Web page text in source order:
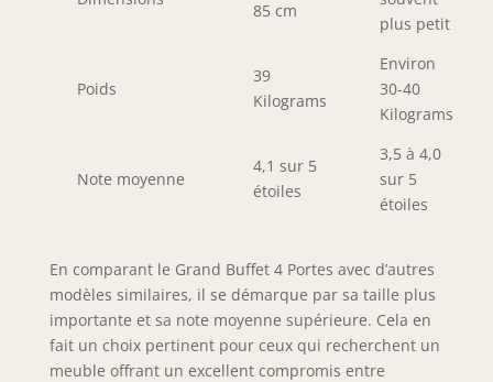
85 cm
plus petit
Poids
39
Kilograms
Environ
30-40
Kilograms
Note moyenne
4,1 sur 5
étoiles
3,5 à 4,0
sur 5
étoiles
En comparant le Grand Buffet 4 Portes avec d’autres
modèles similaires, il se démarque par sa taille plus
importante et sa note moyenne supérieure. Cela en
fait un choix pertinent pour ceux qui recherchent un
meuble offrant un excellent compromis entre